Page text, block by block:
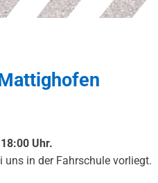
Uhr.
in der Fahrschule vorliegt.